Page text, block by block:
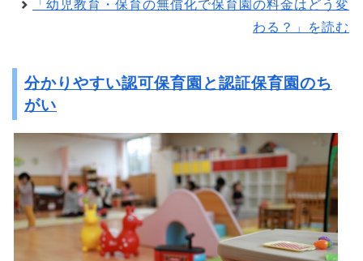
「幼児教育・保育の無償化で保育園の料金はどう変
わる？」を読む
分かりやすい認可保育園と認証保育園のち
がい